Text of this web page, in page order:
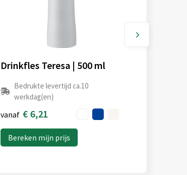
Drinkfles Teresa | 500 ml
Bedrukte levertijd ca.10
werkdag(en)
vanaf € 6,21
Bereken mijn prijs